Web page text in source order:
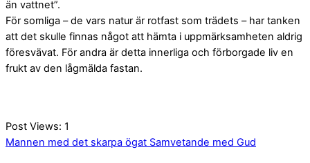
än vattnet”.
För somliga – de vars natur är rotfast som trädets – har tanken
att det skulle finnas något att hämta i uppmärksamheten aldrig
föresvävat. För andra är detta innerliga och förborgade liv en
frukt av den lågmälda fastan.
Post Views: 1
Mannen med det skarpa ögat Samvetande med Gud